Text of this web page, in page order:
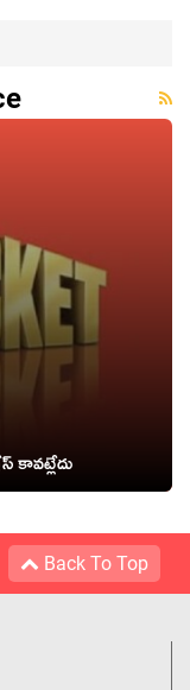
కావట్లేదు
Back To Top